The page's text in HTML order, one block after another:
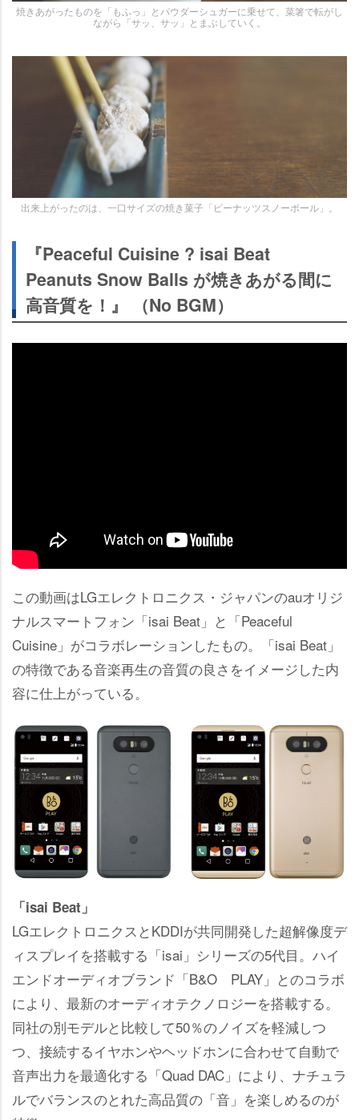
焼きあがったものを「もふっ」とパウダーシュガーに乗せて、菜箸で転がし
ながら「サッ、サッ」とまぶしていく。
出来上がったのは、一口サイズの焼き菓子「ピーナッツスノーボール」。
『Peaceful Cuisine ? isai Beat
Peanuts Snow Balls が焼きあがる間に
高音質を！』 （No BGM）
この動画はLGエレクトロニクス・ジャパンのauオリジ
ナルスマートフォン「isai Beat」と「Peaceful
Cuisine」がコラボレーションしたもの。「isai Beat」
の特徴である音楽再生の音質の良さをイメージした内
容に仕上がっている。
「isai Beat」
LGエレクトロニクスとKDDIが共同開発した超解像度デ
ィスプレイを搭載する「isai」シリーズの5代目。ハイ
エンドオーディオブランド「B&O PLAY」とのコラボ
により、最新のオーディオテクノロジーを搭載する。
同社の別モデルと比較して50％のノイズを軽減しつ
つ、接続するイヤホンやヘッドホンに合わせて自動で
音声出力を最適化する「Quad DAC」により、ナチュラ
ルでバランスのとれた高品質の「音」を楽しめるのが